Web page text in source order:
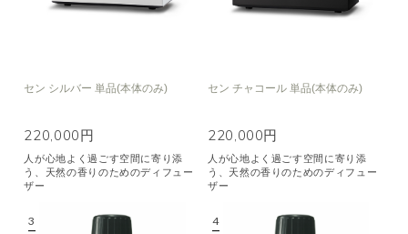
セン シルバー 単品(本体のみ)
220,000円
人が心地よく過ごす空間に寄り添
う、天然の香りのためのディフュー
ザー
セン チャコール 単品(本体のみ)
220,000円
人が心地よく過ごす空間に寄り添
う、天然の香りのためのディフュー
ザー